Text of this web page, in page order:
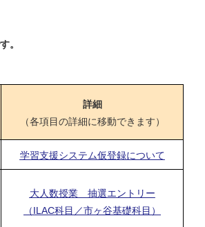
。
詳細
（各項目の詳細に移動できます）
学習支援システム仮登録について
大人数授業 抽選エントリー
（ILAC科目／市ヶ谷基礎科目）